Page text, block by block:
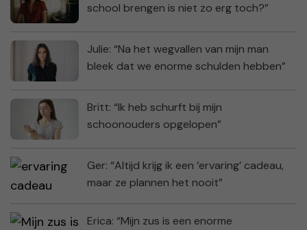
school brengen is niet zo erg toch?”
Julie: “Na het wegvallen van mijn man
bleek dat we enorme schulden hebben”
Britt: “Ik heb schurft bij mijn
schoonouders opgelopen”
Ger: “Altijd krijg ik een ‘ervaring’ cadeau,
maar ze plannen het nooit”
Erica: “Mijn zus is een enorme